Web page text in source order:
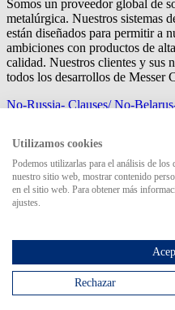
Somos un proveedor global de
metalúrgica. Nuestros sistemas
están diseñados para permitir a
ambiciones con productos de
calidad. Nuestros clientes y sus
todos los desarrollos de Messer
No-Russia- Clauses/ No-
© 2026 Messer Cutting
Search for
MCS en el mundo
Utilizamos cookies
Podemos utilizarlas para el análisis de los
nuestro sitio web, mostrar contenido
en el sitio web. Para obtener más
ajustes.
Rechazar